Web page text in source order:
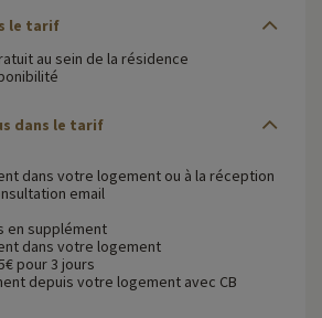
le tarif
au sein de la résidence
dans le tarif
dans votre logement ou à la réception
email
en supplément
dans votre logement
pour 3 jours
depuis votre logement avec CB